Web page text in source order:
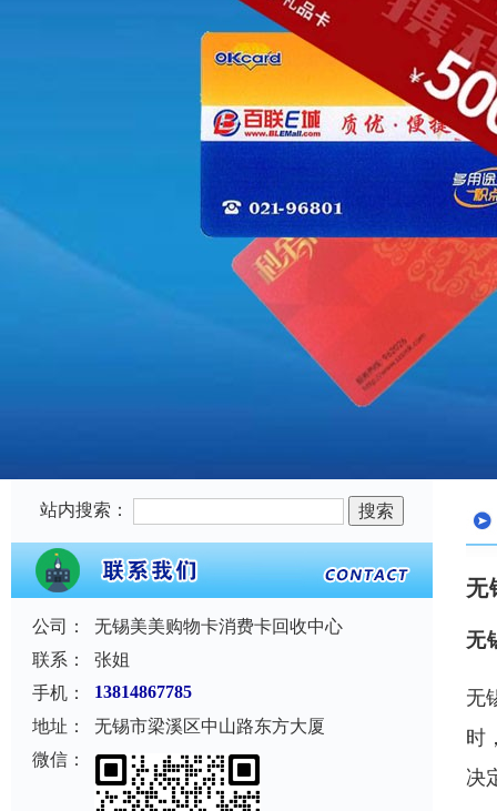
站内搜索：
公司：
无锡美美购物卡消费卡回收中心
联系：
张姐
手机：
13814867785
地址：
无锡市梁溪区中山路东方大厦
微信：
无
无
无
时
决